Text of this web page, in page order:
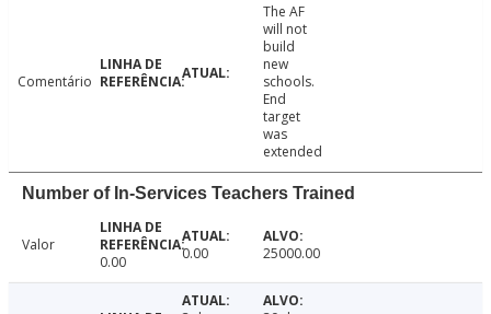
Comentário
The AF
will not
build
new
schools.
End
target
was
extended
Number of In-Services Teachers Trained
Valor
0.00
0.00 25000.00